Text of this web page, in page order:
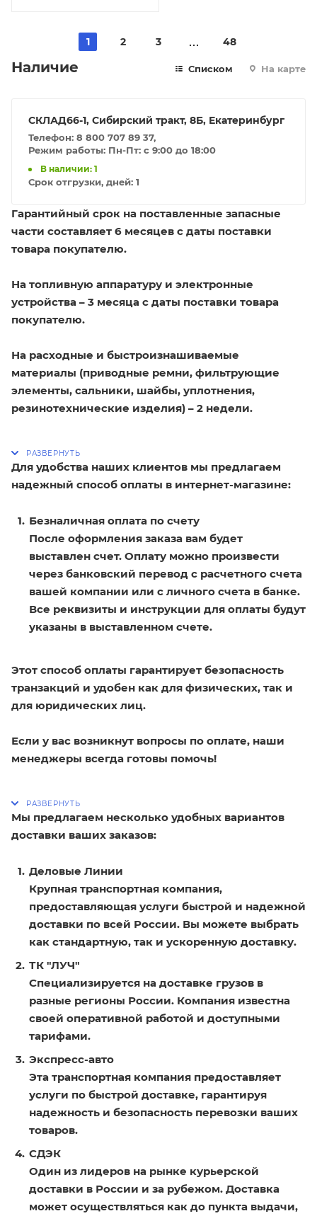
1 2 3 48
Наличие Списком На карте
СКЛАД66-1, Сибирский тракт, 8Б, Екатеринбург
Телефон: 8 800 707 89 37,
Режим работы: Пн-Пт: с 9:00 до 18:00
В наличии: 1
Срок отгрузки, дней: 1
Гарантийный срок на поставленные запасные
части составляет 6 месяцев с даты поставки
товара покупателю.
На топливную аппаратуру и электронные
устройства – 3 месяца с даты поставки товара
покупателю.
На расходные и быстроизнашиваемые
материалы (приводные ремни, фильтрующие
элементы, сальники, шайбы, уплотнения,
резинотехнические изделия) – 2 недели.
Для удобства наших клиентов мы предлагаем
надежный способ оплаты в интернет-магазине:
Безналичная оплата по счету
После оформления заказа вам будет
выставлен счет. Оплату можно произвести
через банковский перевод с расчетного счета
вашей компании или с личного счета в банке.
Все реквизиты и инструкции для оплаты будут
указаны в выставленном счете.
Этот способ оплаты гарантирует безопасность
транзакций и удобен как для физических, так и
для юридических лиц.
Если у вас возникнут вопросы по оплате, наши
менеджеры всегда готовы помочь!
Мы предлагаем несколько удобных вариантов
доставки ваших заказов:
Деловые Линии
Крупная транспортная компания,
предоставляющая услуги быстрой и надежной
доставки по всей России. Вы можете выбрать
как стандартную, так и ускоренную доставку.
ТК "ЛУЧ"
Специализируется на доставке грузов в
разные регионы России. Компания известна
своей оперативной работой и доступными
тарифами.
Экспресс-авто
Эта транспортная компания предоставляет
услуги по быстрой доставке, гарантируя
надежность и безопасность перевозки ваших
товаров.
СДЭК
Один из лидеров на рынке курьерской
доставки в России и за рубежом. Доставка
может осуществляться как до пункта выдачи,